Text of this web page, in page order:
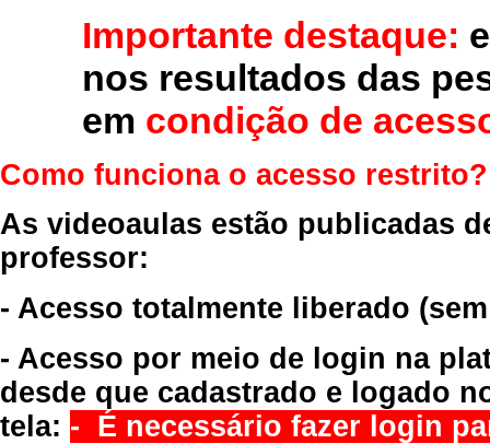
Importante destaque:
nos resultados das
em condição de
Como funciona o acesso restrito?
As videoaulas estão publicadas
professor:
- Acesso totalmente liberado
- Acesso por meio de login na
desde que cadastrado e logado
tela: - É necessário fazer login